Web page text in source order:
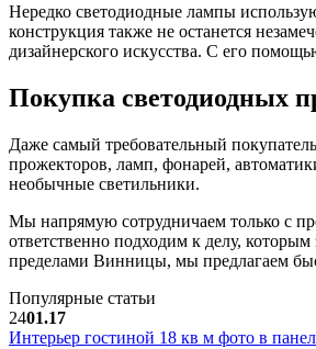
Нередко светодиодные лампы
конструкция также не останется
дизайнерского искусства. С его
Покупка светодиодных
Даже самый требовательный
прожекторов, ламп, фонарей,
необычные светильники.
Мы напрямую сотрудничаем только с
ответственно подходим к делу,
пределами Винницы, мы предлагаем
Популярные статьи
2401.17
Интерьер гостиной 18 кв м фото в